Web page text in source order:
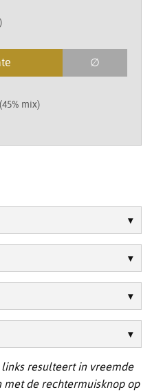
∅
mix)
resulteert in vreemde
met de rechtermuisknop op